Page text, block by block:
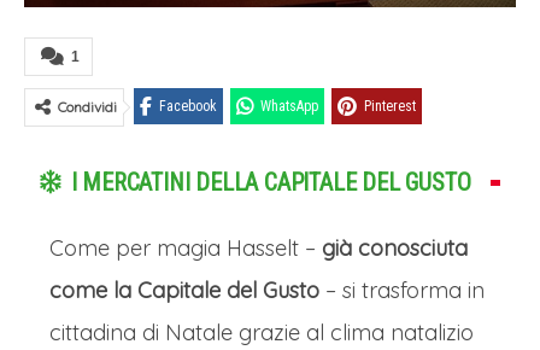
1
Condividi Facebook WhatsApp Pinterest
I MERCATINI DELLA CAPITALE DEL GUSTO
Come per magia Hasselt – già conosciuta
come la Capitale del Gusto – si trasforma in
cittadina di Natale grazie al clima natalizio